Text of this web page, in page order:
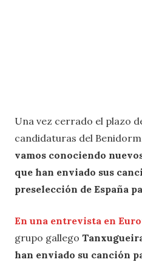
Una vez cerrado el plazo
candidaturas del
vamos conociendo
que han enviado sus
preselección de España
En una entrevista en
grupo gallego
han enviado su canción